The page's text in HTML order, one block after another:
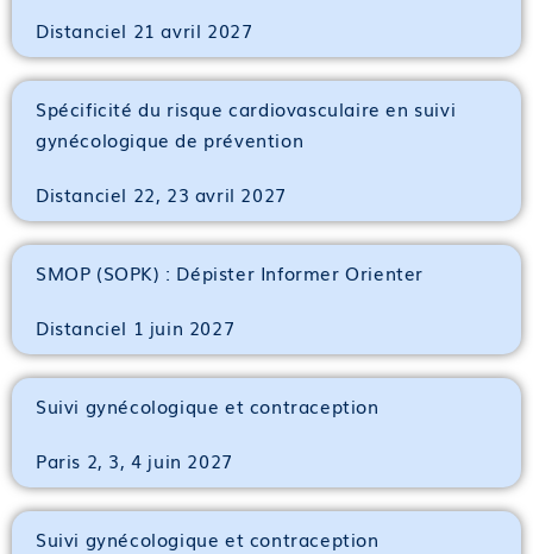
Distanciel 21 avril 2027
Spécificité du risque cardiovasculaire en suivi
gynécologique de prévention
Distanciel 22, 23 avril 2027
SMOP (SOPK) : Dépister Informer Orienter
Distanciel 1 juin 2027
Suivi gynécologique et contraception
Paris 2, 3, 4 juin 2027
Suivi gynécologique et contraception